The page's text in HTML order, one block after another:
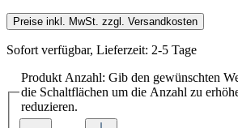
Preise inkl. MwSt. zzgl. Versandkosten
Sofort verfügbar, Lieferzeit: 2-5 Tage
Produkt Anzahl: Gib den gewünschten
die Schaltflächen um die Anzahl zu
reduzieren.